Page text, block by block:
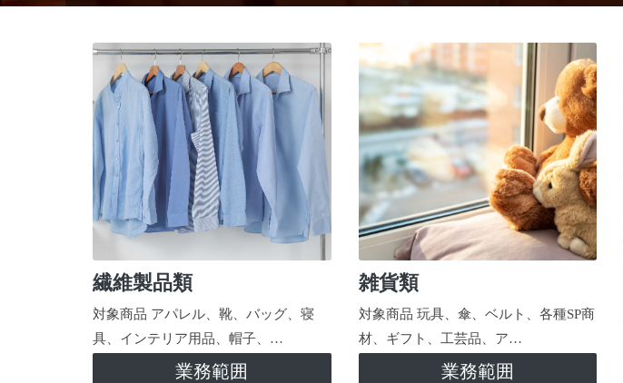
繊維製品類
対象商品 アパレル、靴、バッグ、寝
具、インテリア用品、帽子、…
業務範囲
雑貨類
対象商品 玩具、傘、ベルト、各種SP商
材、ギフト、工芸品、ア…
業務範囲